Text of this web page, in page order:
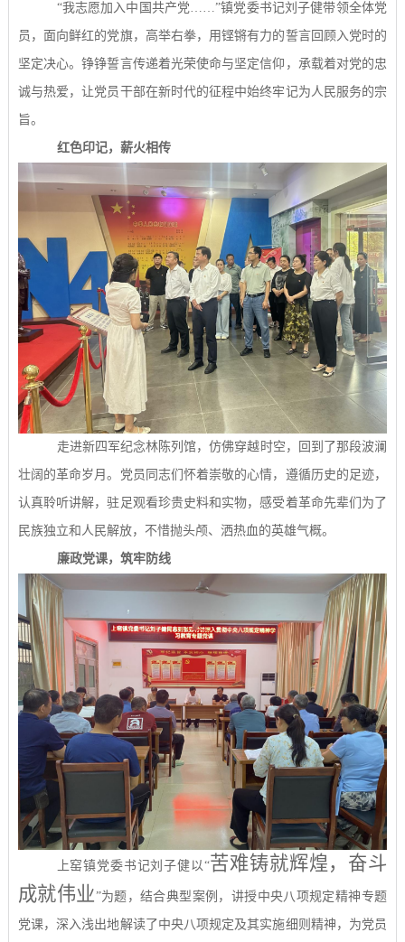
“我志愿加入中国共产党……”镇党委书记刘子健带领全体党
员，面向鲜红的党旗，高举右拳，用铿锵有力的誓言回顾入党时的
坚定决心。铮铮誓言传递着光荣使命与坚定信仰，承载着对党的忠
诚与热爱，让党员干部在新时代的征程中始终牢记为人民服务的宗
旨。
红色印记，薪火相传
走进新四军纪念林陈列馆，仿佛穿越时空，回到了那段波澜
壮阔的革命岁月。党员同志们怀着崇敬的心情，遵循历史的足迹，
认真聆听讲解，驻足观看珍贵史料和实物，感受着革命先辈们为了
民族独立和人民解放，不惜抛头颅、洒热血的英雄气概。
廉政党课，筑牢防线
上窑镇党委书记刘子健以 “苦难铸就辉煌，奋斗
成就伟业”为题，结合典型案例，讲授中央八项规定精神专题
党课，深入浅出地解读了中央八项规定及其实施细则精神，为党员